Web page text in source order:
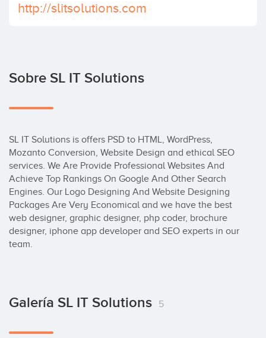
http://slitsolutions.com
Sobre SL IT Solutions
SL IT Solutions is offers PSD to HTML, WordPress,
Mozanto Conversion, Website Design and ethical SEO
services. We Are Provide Professional Websites And
Achieve Top Rankings On Google And Other Search
Engines. Our Logo Designing And Website Designing
Packages Are Very Economical and we have the best
web designer, graphic designer, php coder, brochure
designer, iphone app developer and SEO experts in our
team.
Galería SL IT Solutions 5